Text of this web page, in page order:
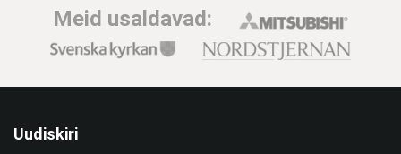
Meid usaldavad:
Uudiskiri